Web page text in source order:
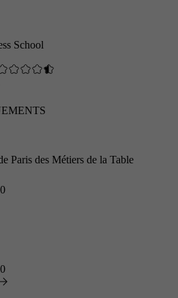
School
Paris des Métiers de la Table